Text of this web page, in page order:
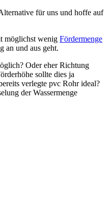
für uns und hoffe auf
möglichst wenig Fördermenge
an und aus geht.
Oder eher Richtung
sollte dies ja
verlegte pvc Rohr ideal?
der Wassermenge